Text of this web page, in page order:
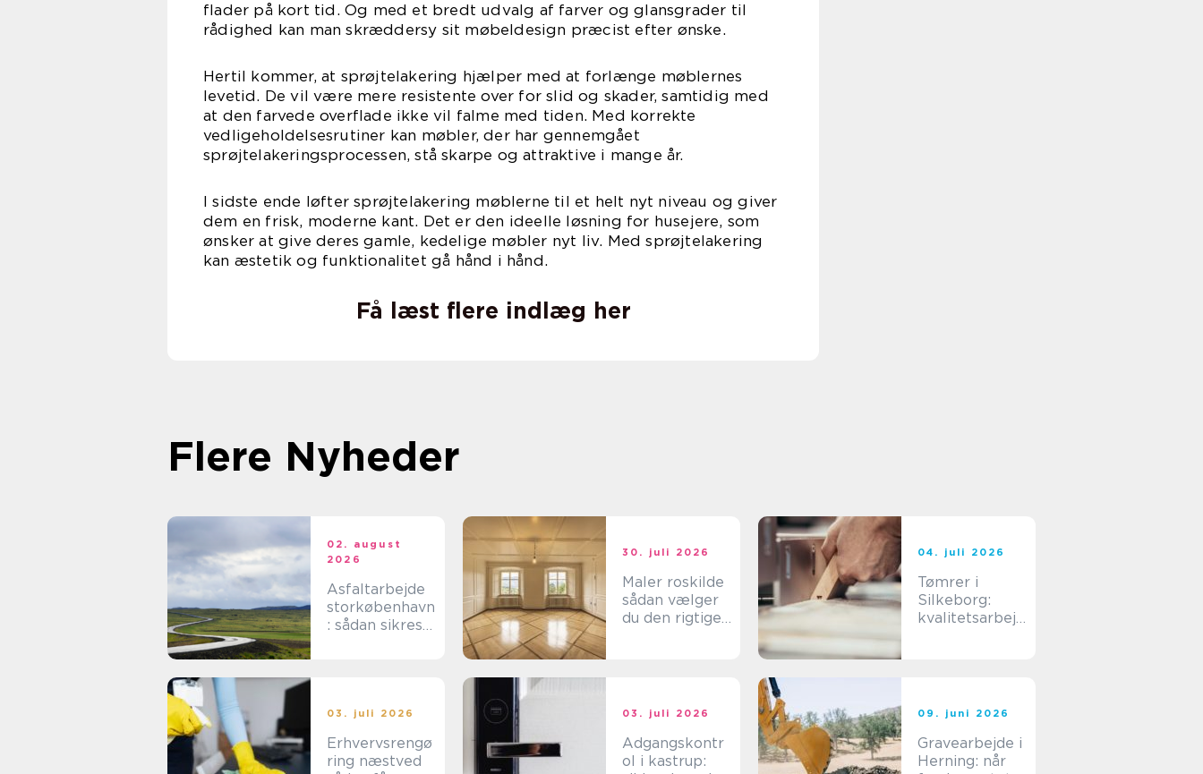
flader på kort tid. Og med et bredt udvalg af farver og glansgrader til
rådighed kan man skræddersy sit møbeldesign præcist efter ønske.
Hertil kommer, at sprøjtelakering hjælper med at forlænge møblernes
levetid. De vil være mere resistente over for slid og skader, samtidig med
at den farvede overflade ikke vil falme med tiden. Med korrekte
vedligeholdelsesrutiner kan møbler, der har gennemgået
sprøjtelakeringsprocessen, stå skarpe og attraktive i mange år.
I sidste ende løfter sprøjtelakering møblerne til et helt nyt niveau og giver
dem en frisk, moderne kant. Det er den ideelle løsning for husejere, som
ønsker at give deres gamle, kedelige møbler nyt liv. Med sprøjtelakering
kan æstetik og funktionalitet gå hånd i hånd.
Få læst flere indlæg her
Flere Nyheder
02. august
2026
Asfaltarbejde
storkøbenhavn
: sådan sikres
30. juli 2026
Maler roskilde
sådan vælger
du den rigtige
04. juli 2026
Tømrer i
Silkeborg:
kvalitetsarbejd
03. juli 2026
Erhvervsrengø
ring næstved
03. juli 2026
Adgangskontr
ol i kastrup:
09. juni 2026
Gravearbejde i
Herning: når